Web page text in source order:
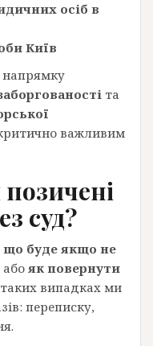
осіб в
Київ
напрямку
та
важливим
суд?
що буде якщо не
або як повернути
випадках ми
переписку,